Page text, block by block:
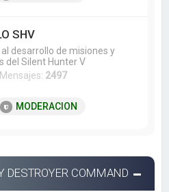
SHV
desarrollo de misiones y
del Silent Hunter V
2497
MODERACION
DESTROYER COMMAND